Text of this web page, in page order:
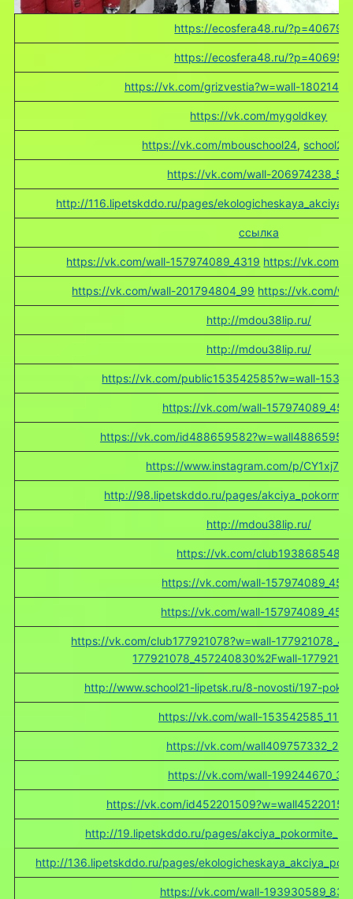
https://ecosfera48.ru/?p=40679
https://ecosfera48.ru/?p=40695
https://vk.com/grizvestia?w=wall-
https://vk.com/mygoldkey
https://vk.com/mbouschool24,
https://vk.com/wall-206974238_59
http://116.lipetskddo.ru/pages/
ссылка
https://vk.com/wall-157974089_4319 https://vk.com/
https://vk.com/wall-201794804_99 https://vk.com/
http://mdou38lip.ru/
http://mdou38lip.ru/
https://vk.com/public153542585?w=wall-
https://vk.com/wall-
https://vk.com/
https://www.instagram.com/p/
http://98.lipetskddo.ru/pages/
http://mdou38lip.ru/
https://vk.com/club193868548
https://vk.com/wall-
https://vk.com/wall-
https://vk.com/club177921078?w=wall-
177921078_457240830%2Fwall-
http://www.school21-lipetsk.ru/8-novosti/197-
https://vk.com/wall-
https://vk.com/wall409757332_262
https://vk.com/wall-199244670_36
https://vk.com/
http://19.lipetskddo.ru/pages/
http://136.lipetskddo.ru/pages/
https://vk.com/wall-